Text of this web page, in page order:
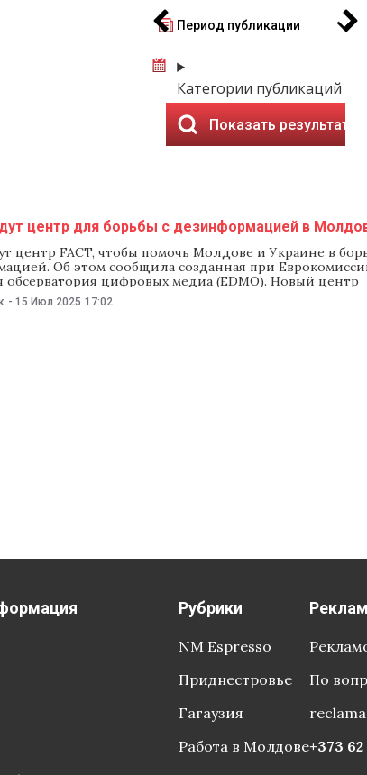
Период публикации
Категории публикаций
Показать результаты
центр для борьбы с дезинформацией в
центр FACT, чтобы помочь Молдове и Украине в
Об этом сообщила созданная при
обсерватория цифровых медиа (EDMO). Новый центр
в Молдове и Украине объединит
разных областей для выявления и анализа
- 15 Июл 2025 17:02
Рубрики
NM Espresso
Приднестровье
Гагаузия
Работа в Молдове
По
+373